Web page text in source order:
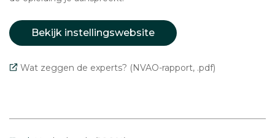
Bekijk instellingswebsite
Wat zeggen de experts? (NVAO-rapport, .pdf)